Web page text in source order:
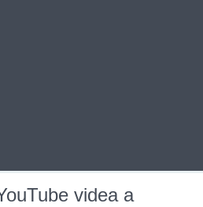
videa a